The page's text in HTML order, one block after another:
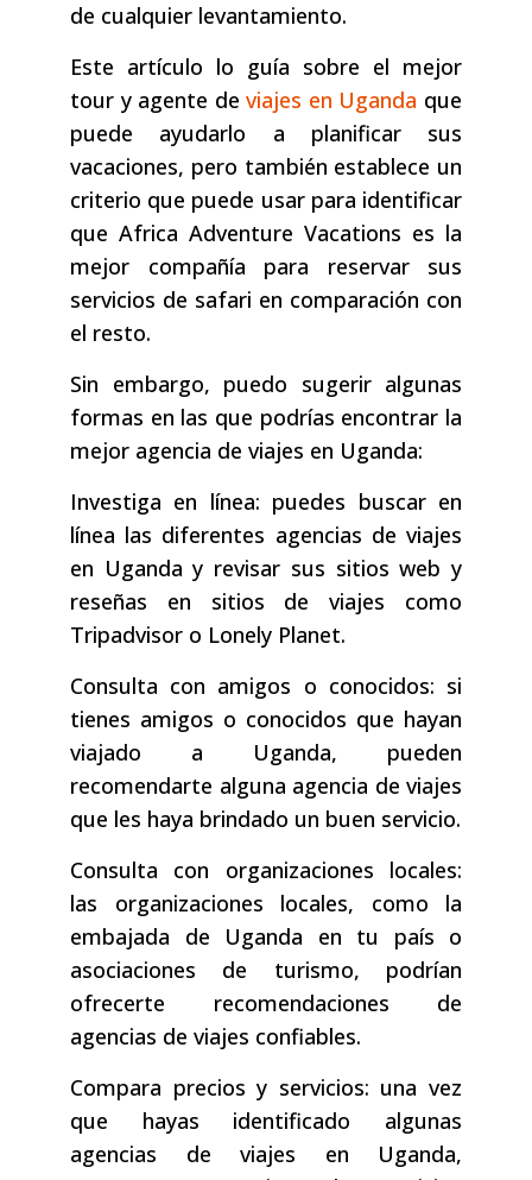
de cualquier levantamiento.
Este artículo lo guía sobre el mejor
tour y agente deviajes en Uganda que
puede ayudarlo a planificar sus
vacaciones, pero también establece un
criterio que puede usar para identificar
que Africa Adventure Vacations es la
mejor compañía para reservar sus
servicios de safari en comparación con
el resto.
Sin embargo, puedo sugerir algunas
formas en las que podrías encontrar la
mejor agencia de viajes en Uganda:
Investiga en línea: puedes buscar en
línea las diferentes agencias de viajes
en Uganda y revisar sus sitios web y
reseñas en sitios de viajes como
Tripadvisor o Lonely Planet.
Consulta con amigos o conocidos: si
tienes amigos o conocidos que hayan
viajado a Uganda, pueden
recomendarte alguna agencia de viajes
que les haya brindado un buen servicio.
Consulta con organizaciones locales:
las organizaciones locales, como la
embajada de Uganda en tu país o
asociaciones de turismo, podrían
ofrecerte recomendaciones de
agencias de viajes confiables.
Compara precios y servicios: una vez
que hayas identificado algunas
agencias de viajes en Uganda,